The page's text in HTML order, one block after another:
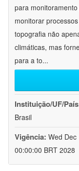
para
monitorar
topografia não
climáticas, mas
para a to...
Instituição/UF/
Brasil
Vigência: Wed Dec
00:00:00 BRT 2028